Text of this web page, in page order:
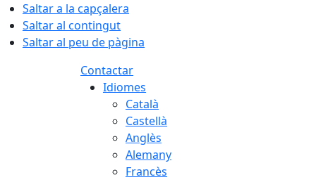
Saltar a la capçalera
Saltar al contingut
Saltar al peu de pàgina
Contactar
Idiomes
Català
Castellà
Anglès
Alemany
Francès